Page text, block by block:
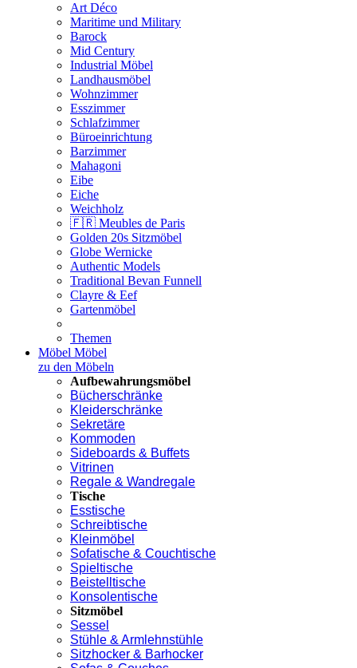
Art Déco
Maritime und Military
Barock
Mid Century
Industrial Möbel
Landhausmöbel
Wohnzimmer
Esszimmer
Schlafzimmer
Büroeinrichtung
Barzimmer
Mahagoni
Eibe
Eiche
Weichholz
🇫🇷 Meubles de Paris
Golden 20s Sitzmöbel
Globe Wernicke
Authentic Models
Traditional Bevan Funnell
Clayre & Eef
Gartenmöbel
Themen
Möbel Möbel
zu den Möbeln
Aufbewahrungsmöbel
Bücherschränke
Kleiderschränke
Sekretäre
Kommoden
Sideboards & Buffets
Vitrinen
Regale & Wandregale
Tische
Esstische
Schreibtische
Kleinmöbel
Sofatische & Couchtische
Spieltische
Beistelltische
Konsolentische
Sitzmöbel
Sessel
Stühle & Armlehnstühle
Sitzhocker & Barhocker